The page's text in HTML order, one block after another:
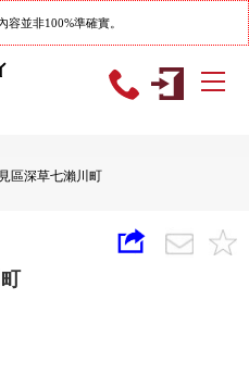
容並非100%準確實。
區深草七瀨川町
町